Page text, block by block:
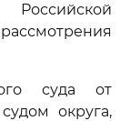
суда от
округа,